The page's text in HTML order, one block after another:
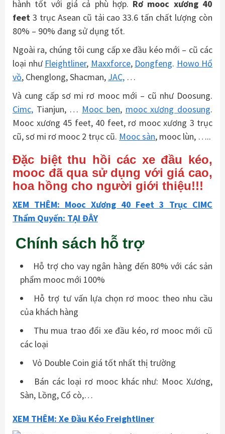
hành tốt với giá cả phù hợp. Rơ mooc xương 40
feet 3 trục Asean cũ tải cao 33.6 tấn chất lượng còn
80% – 90% đang sử dụng tốt.
Ngoài ra, chúng tôi cung cấp xe đầu kéo mới – cũ các
loại như Fleightliner, Maxxforce, Dongfeng. Howo Hổ
vồ, Chenglong, Shacman, JAC, …
Và cung cấp sơ mi rơ mooc mới – cũ như Doosung.
Cimc, Tianjun, … Mooc ben, mooc xương doosung.
Mooc xương 45 feet, 40 feet, rơ mooc xương 3 trục
cũ, sơ mi rơ mooc 2 trục cũ. Mooc sàn, mooc lùn, …..
Đặc biệt thu hồi các xe đầu kéo,
mooc đã qua sử dụng với giá cao,
hoa hồng cho người giới thiệu!!!
XEM THÊM: Mooc Xương 40 Feet 3 Trục CIMC
Thẩm Quyến: TẠI ĐÂY
Chính sách hỗ trợ
Hỗ trợ cho vay ngân hàng đến 80% với các sản
phẩm mooc mới 100%
Hỗ trợ tư vấn lựa chọn rơ mooc theo nhu cầu
của khách hàng
Thu mua trao đổi xe đầu kéo, rơ mooc mới cũ
các loại
Vỏ Double Coin giá tốt nhất thị trường
Bán các loại rơ mooc khác như: Mooc Xương,
Sàn, Lồng, Cổ cò,…
XEM THÊM: Xe Đầu Kéo Freightliner